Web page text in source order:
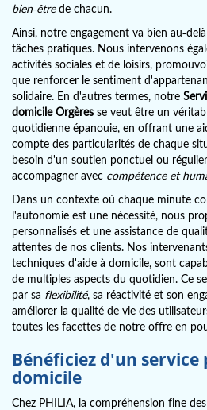
bien-êtrede chacun.
Ainsi, notre engagement va bien au-
tâches pratiques. Nous intervenons
activités sociales et de loisirs,
que renforcer le sentiment
solidaire. En d'autres termes, notre
domicile Orgères se veut être un
quotidienne épanouie, en offrant une
compte des particularités de chaque
besoin d'un soutien ponctuel ou
accompagner avec compétence et
Dans un contexte où chaque minute
l'autonomie est une nécessité, nous
personnalisés et une assistance de
attentes de nos clients. Nos
techniques d'aide à domicile, sont
de multiples aspects du quotidien. Ce
par sa flexibilité, sa réactivité et son
améliorer la qualité de vie des
toutes les facettes de notre offre en
Bénéficiez d'un service
domicile
Chez PHILIA, la compréhension fine